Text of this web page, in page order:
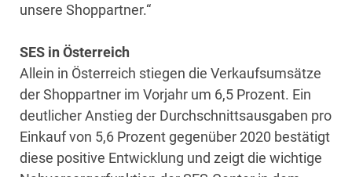
unsere Shoppartner.“
SES in Österreich
Allein in Österreich stiegen die Verkaufsumsätze
der Shoppartner im Vorjahr um 6,5 Prozent. Ein
deutlicher Anstieg der Durchschnittsausgaben pro
Einkauf von 5,6 Prozent gegenüber 2020 bestätigt
diese positive Entwicklung und zeigt die wichtige